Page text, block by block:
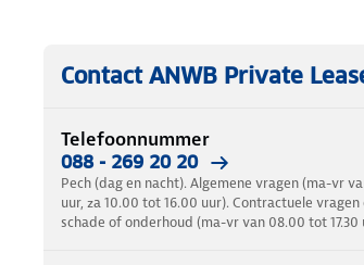
Contact ANWB Private
Telefoonnummer
088 - 269 20 20
Pech (dag en nacht). Algemene vragen (ma-vr
uur, za 10.00 tot 16.00 uur). Contractuele
schade of onderhoud (ma-vr van 08.00 tot 17.30